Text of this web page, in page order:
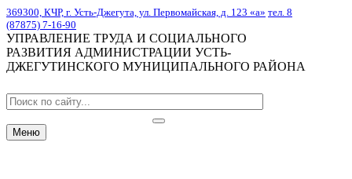
369300, КЧР, г. Усть-Джегута, ул. Первомайская, д. 123 «а» тел. 8
(87875) 7-16-90
УПРАВЛЕНИЕ ТРУДА И СОЦИАЛЬНОГО
РАЗВИТИЯ АДМИНИСТРАЦИИ УСТЬ-
ДЖЕГУТИНСКОГО МУНИЦИПАЛЬНОГО РАЙОНА
Меню